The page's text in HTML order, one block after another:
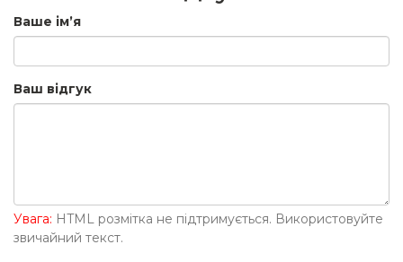
Ваше ім’я
Ваш відгук
Увага: HTML розмітка не підтримується. Використовуйте
звичайний текст.